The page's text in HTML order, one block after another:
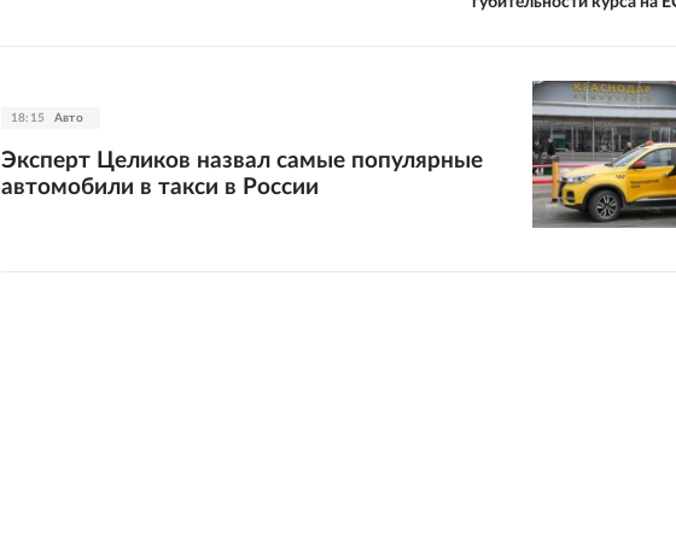
18:15 Авто
Эксперт Целиков назвал самые популярные
автомобили в такси в России